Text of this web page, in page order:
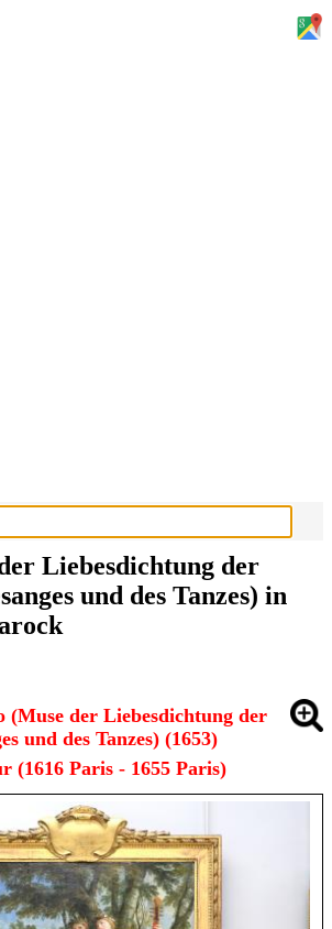
Liebesdichtung der
und des Tanzes) in
(Muse der Liebesdichtung der
und des Tanzes) (1653)
(1616 Paris - 1655 Paris)